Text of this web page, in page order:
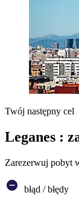
Twój następny cel
Leganes :
Zarezerwuj pobyt
błąd / błędy